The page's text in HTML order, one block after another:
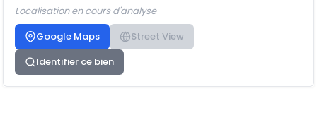
Localisation en cours d'analyse
Google Maps
Street View
Identifier ce bien